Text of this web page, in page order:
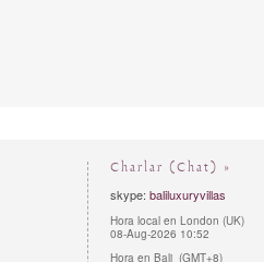
Charlar (Chat) »
skype: baliluxuryvillas
Hora local en London (UK)
08-Aug-2026 10:52
Hora en Bali (GMT+8)